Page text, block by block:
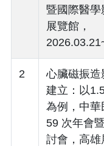
暨國際醫
展覽館，
2
心臟磁振造
建立：以
為例，中
59 次年會
討會，高雄